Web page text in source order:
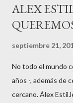
ALEX
septiembre 21,
No todo el mundo
años -, además de
cercano. Álex